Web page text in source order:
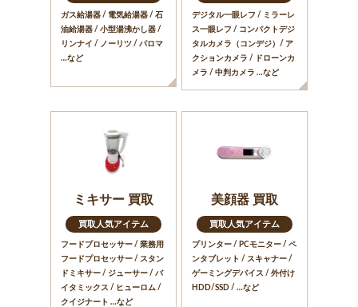
ガス給湯器 / 電気給湯器 / 石
油給湯器 / 小型湯沸かし器 /
リンナイ / ノーリツ / パロマ
…など
デジタル一眼レフ / ミラーレ
ス一眼レフ / コンパクトデジ
タルカメラ（コンデジ）/ ア
クションカメラ / ドローンカ
メラ / 中判カメラ …など
ミキサー 買取
買取人気アイテム
フードプロセッサー / 業務用
フードプロセッサー / スタン
ドミキサー / ジューサー / バ
イタミックス / ヒューロム /
クイジナート …など
美顔器 買取
買取人気アイテム
プリンター / PCモニター / ペ
ンタブレット / スキャナー /
ゲーミングデバイス / 外付け
HDD/SSD / …など